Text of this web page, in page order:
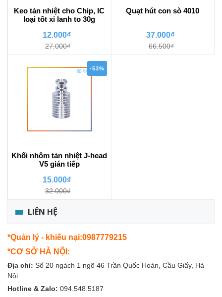
Keo tản nhiệt cho Chip, IC
loại tốt xi lanh to 30g
12.000₫
27.000₫
Quạt hút con sò 4010
37.000₫
66.500₫
-53%
Khối nhôm tản nhiệt J-head
V5 gián tiếp
15.000₫
32.000₫
LIÊN HỆ
*Quản lý - khiếu nại:0987779215
*CƠ SỞ HÀ NỘI:
Địa chỉ: Số 20 ngách 1 ngõ 46 Trần Quốc Hoàn, Cầu Giấy, Hà
Nội
Hotline & Zalo: 094.548.5187